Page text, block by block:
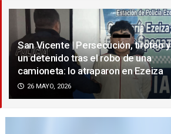
San Vicente | Persecución, tiroteo y
un detenido tras el robo de una
camioneta: lo atraparon en Ezeiza
26 MAYO, 2026